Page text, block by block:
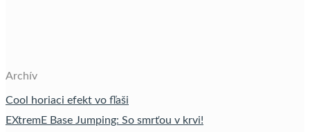
Archív
Cool horiaci efekt vo fľaši
EXtremE Base Jumping: So smrťou v krvi!